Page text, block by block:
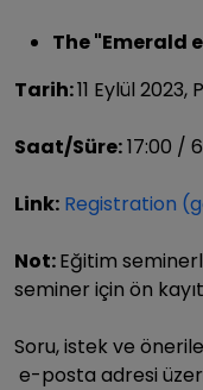
The "Emerald
Tarih:11 Eylül 2023,
Saat/Süre:17:00 /
Link: Registration
Not:Eğitim
seminer için ön
Soru, istek ve
e-posta adresi